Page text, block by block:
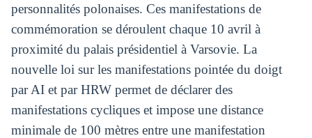
personnalités polonaises. Ces manifestations de
commémoration se déroulent chaque 10 avril à
proximité du palais présidentiel à Varsovie. La
nouvelle loi sur les manifestations pointée du doigt
par AI et par HRW permet de déclarer des
manifestations cycliques et impose une distance
minimale de 100 mètres entre une manifestation